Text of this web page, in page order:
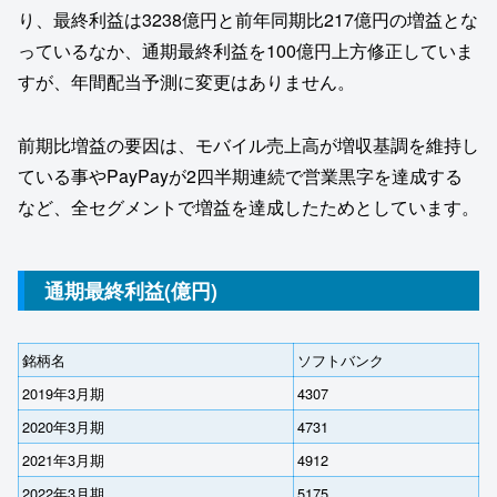
り、最終利益は3238億円と前年同期比217億円の増益とな
っているなか、通期最終利益を100億円上方修正していま
すが、年間配当予測に変更はありません。
前期比増益の要因は、モバイル売上高が増収基調を維持し
ている事やPayPayが2四半期連続で営業黒字を達成する
など、全セグメントで増益を達成したためとしています。
通期最終利益(億円)
銘柄名
ソフトバンク
2019年3月期
4307
2020年3月期
4731
2021年3月期
4912